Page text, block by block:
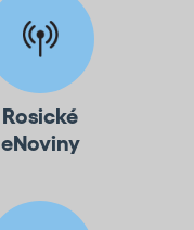
Rosické
eNoviny